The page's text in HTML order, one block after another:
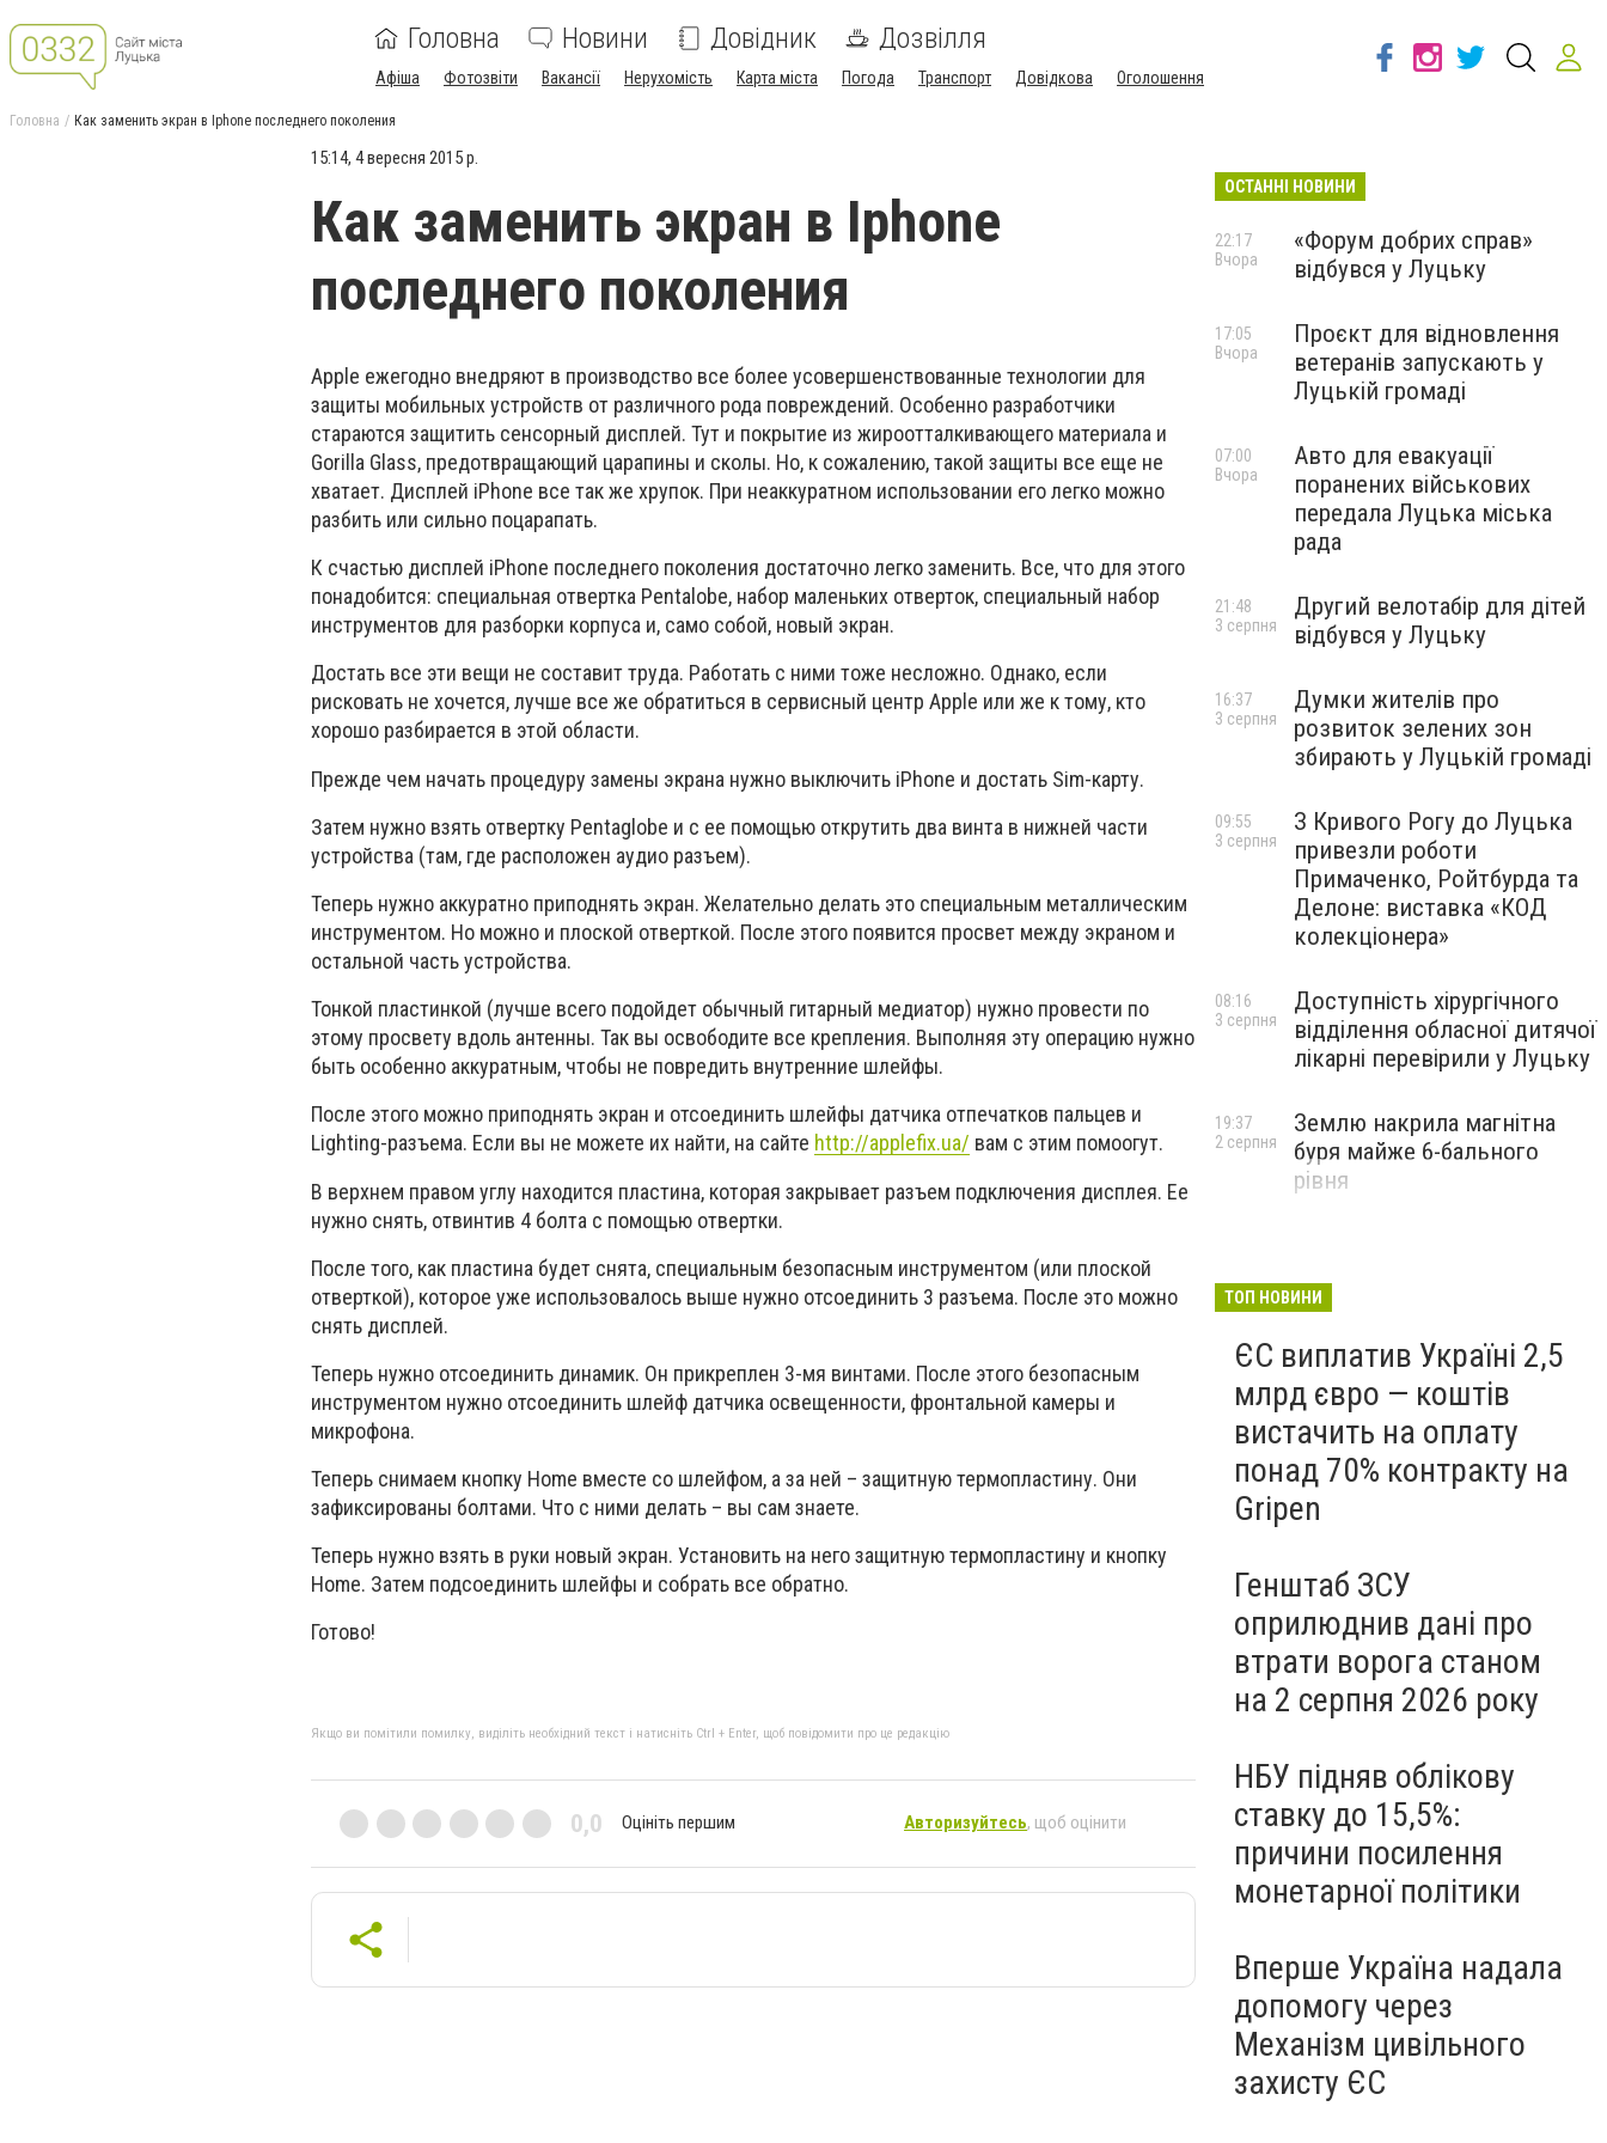
Головна Новини Довідник Дозвілля
Афіша Фотозвіти Вакансії Нерухомість Карта міста Погода Транспорт Довідкова Оголошення
Головна Как заменить экран в Iphone последнего поколения
15:14, 4 вересня 2015 р.
Как заменить экран в Iphone
последнего поколения
Apple ежегодно внедряют в производство все более усовершенствованные технологии для
защиты мобильных устройств от различного рода повреждений. Особенно разработчики
стараются защитить сенсорный дисплей. Тут и покрытие из жироотталкивающего материала и
Gorilla Glass, предотвращающий царапины и сколы. Но, к сожалению, такой защиты все еще не
хватает. Дисплей iPhone все так же хрупок. При неаккуратном использовании его легко можно
разбить или сильно поцарапать.
К счастью дисплей iPhone последнего поколения достаточно легко заменить. Все, что для этого
понадобится: специальная отвертка Pentalobe, набор маленьких отверток, специальный набор
инструментов для разборки корпуса и, само собой, новый экран.
Достать все эти вещи не составит труда. Работать с ними тоже несложно. Однако, если
рисковать не хочется, лучше все же обратиться в сервисный центр Apple или же к тому, кто
хорошо разбирается в этой области.
Прежде чем начать процедуру замены экрана нужно выключить iPhone и достать Sim-карту.
Затем нужно взять отвертку Pentaglobe и с ее помощью открутить два винта в нижней части
устройства (там, где расположен аудио разъем).
Теперь нужно аккуратно приподнять экран. Желательно делать это специальным металлическим
инструментом. Но можно и плоской отверткой. После этого появится просвет между экраном и
остальной часть устройства.
Тонкой пластинкой (лучше всего подойдет обычный гитарный медиатор) нужно провести по
этому просвету вдоль антенны. Так вы освободите все крепления. Выполняя эту операцию нужно
быть особенно аккуратным, чтобы не повредить внутренние шлейфы.
После этого можно приподнять экран и отсоединить шлейфы датчика отпечатков пальцев и
Lighting-разъема. Если вы не можете их найти, на сайте http://applefix.ua/ вам с этим помоогут.
В верхнем правом углу находится пластина, которая закрывает разъем подключения дисплея. Ее
нужно снять, отвинтив 4 болта с помощью отвертки.
После того, как пластина будет снята, специальным безопасным инструментом (или плоской
отверткой), которое уже использовалось выше нужно отсоединить 3 разъема. После это можно
снять дисплей.
Теперь нужно отсоединить динамик. Он прикреплен 3-мя винтами. После этого безопасным
инструментом нужно отсоединить шлейф датчика освещенности, фронтальной камеры и
микрофона.
Теперь снимаем кнопку Home вместе со шлейфом, а за ней – защитную термопластину. Они
зафиксированы болтами. Что с ними делать – вы сам знаете.
Теперь нужно взять в руки новый экран. Установить на него защитную термопластину и кнопку
Home. Затем подсоединить шлейфы и собрать все обратно.
Готово!
Якщо ви помітили помилку, виділіть необхідний текст і натисніть Ctrl + Enter, щоб повідомити про це редакцію
0,0 Оцініть першим Авторизуйтесь, щоб оцінити
ОСТАННІ НОВИНИ
«Форум добрих справ»
відбувся у Луцьку
22:17
Вчора
Проєкт для відновлення
ветеранів запускають у
Луцькій громаді
17:05
Вчора
Авто для евакуації
поранених військових
передала Луцька міська
рада
07:00
Вчора
Другий велотабір для дітей
відбувся у Луцьку
21:48
3 серпня
Думки жителів про
розвиток зелених зон
збирають у Луцькій громаді
16:37
3 серпня
З Кривого Рогу до Луцька
привезли роботи
Примаченко, Ройтбурда та
Делоне: виставка «КОД
колекціонера»
09:55
3 серпня
Доступність хірургічного
відділення обласної дитячої
лікарні перевірили у Луцьку
08:16
3 серпня
Землю накрила магнітна
буря майже 6-бального
рівня
19:37
2 серпня
ТОП НОВИНИ
ЄС виплатив Україні 2,5
млрд євро — коштів
вистачить на оплату
понад 70% контракту на
Gripen
Генштаб ЗСУ
оприлюднив дані про
втрати ворога станом
на 2 серпня 2026 року
НБУ підняв облікову
ставку до 15,5%:
причини посилення
монетарної політики
Вперше Україна надала
допомогу через
Механізм цивільного
захисту ЄС